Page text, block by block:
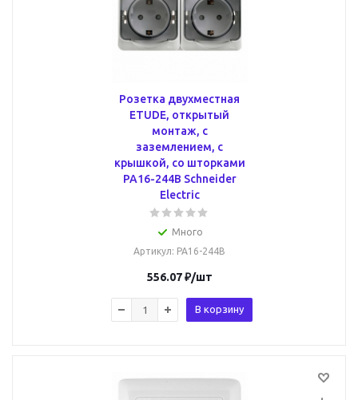
Розетка двухместная
ETUDE, открытый
монтаж, с
заземлением, с
крышкой, со шторками
PA16-244B Schneider
Electric
Много
Артикул: PA16-244B
556.07₽/шт
В корзину